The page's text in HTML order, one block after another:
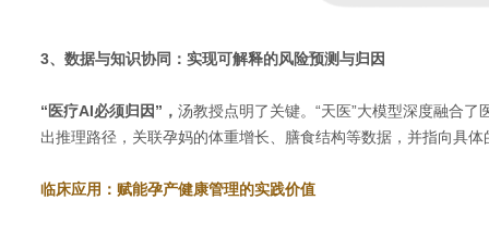
3、数据与知识协同：实现可解释的风险预测与归因
“医疗AI必须归因”， 汤教授点明了关键。“天医”大模型深度融合
出推理路径，关联孕妈的体重增长、膳食结构等数据，并指向具
临床应用：赋能孕产健康管理的实践价值